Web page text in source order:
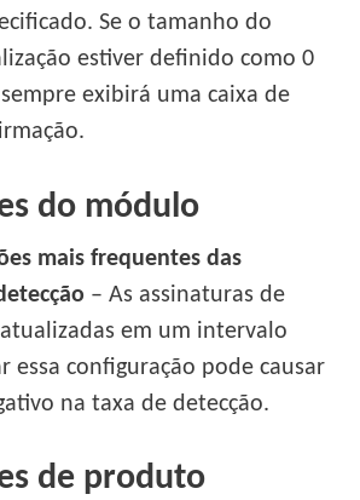
Se o tamanho do
estiver definido como 0
exibirá uma caixa de
do módulo
mais frequentes das
– As assinaturas de
em um intervalo
essa configuração pode causar
na taxa de detecção.
de produto